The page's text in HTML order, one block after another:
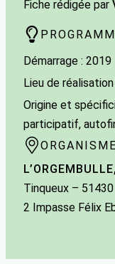
Fiche rédigée par
Démarrage : 2019
Lieu de
Origine et
participatif,
Tinqueux – 51430
2 Impasse Félix